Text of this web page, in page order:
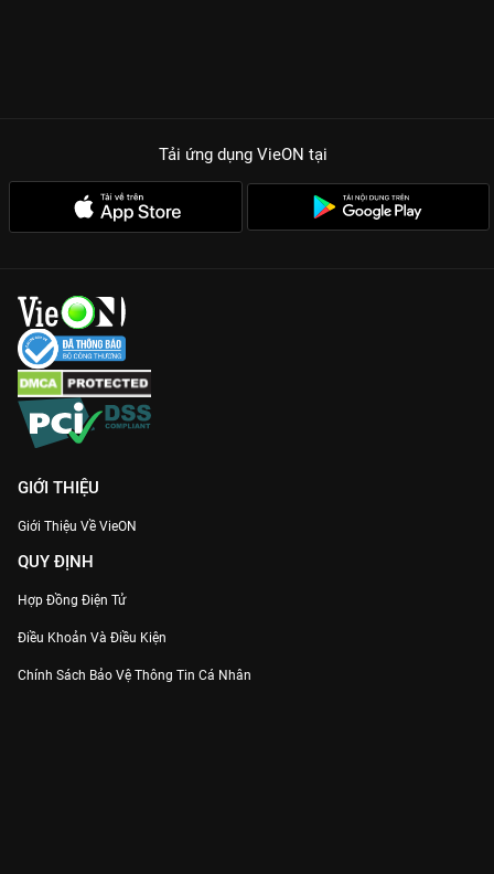
Tải ứng dụng VieON tại
GIỚI THIỆU
Giới Thiệu Về VieON
QUY ĐỊNH
Hợp Đồng Điện Tử
Điều Khoản Và Điều Kiện
Chính Sách Bảo Vệ Thông Tin Cá Nhân